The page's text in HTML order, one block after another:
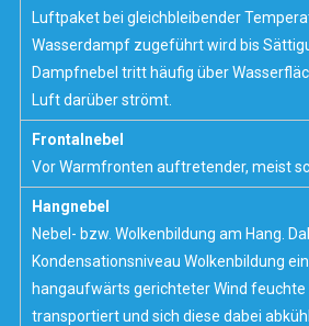
Luftpaket bei gleichbleibender
Wasserdampf zugeführt wird bis
Dampfnebel tritt häufig über
Luft darüber strömt.
Frontalnebel
Vor Warmfronten auftretender, meist
Hangnebel
Nebel- bzw. Wolkenbildung am Hang.
Kondensationsniveau Wolkenbildung
hangaufwärts gerichteter Wind feuchte
transportiert und sich diese dabei